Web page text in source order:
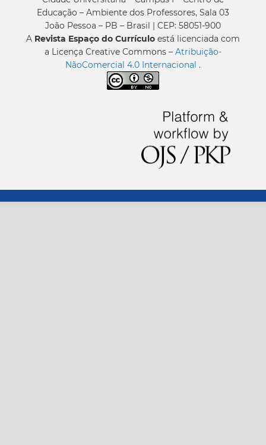
Educação – Ambiente dos Professores, Sala 03
João Pessoa – PB – Brasil | CEP: 58051-900
A Revista Espaço do Currículo está licenciada com
a Licença Creative Commons – Atribuição-
NãoComercial 4.0 Internacional .